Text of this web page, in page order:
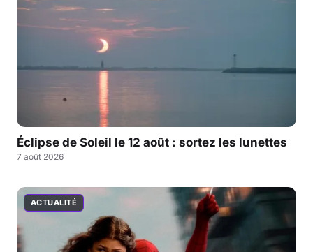
Éclipse de Soleil le 12 août : sortez les lunettes
7 août 2026
ACTUALITÉ